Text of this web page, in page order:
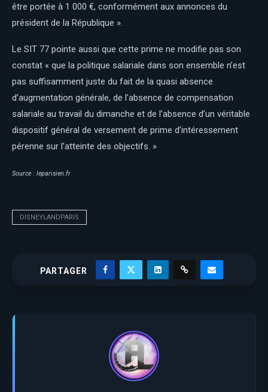
être portée à 1 000 €, conformément aux annonces du
président de la République ».
Le SIT 77 pointe aussi que cette prime ne modifie pas son
constat « que la politique salariale dans son ensemble n’est
pas suffisamment juste du fait de la quasi absence
d’augmentation générale, de l’absence de compensation
salariale au travail du dimanche et de l’absence d’un véritable
dispositif général de versement de prime d’intéressement
pérenne sur l’atteinte des objectifs. »
Source : leparisien.fr
DISNEYLANDPARIS
PARTAGER